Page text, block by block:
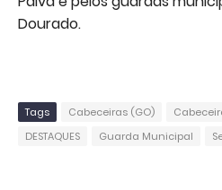
Dourado.
Tags Cabeceiras (GO)
DESTAQUES
Guarda Municipal